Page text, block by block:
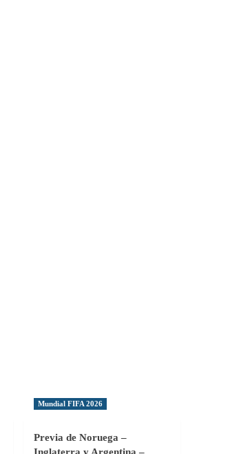
Mundial FIFA 2026
Previa de Noruega –